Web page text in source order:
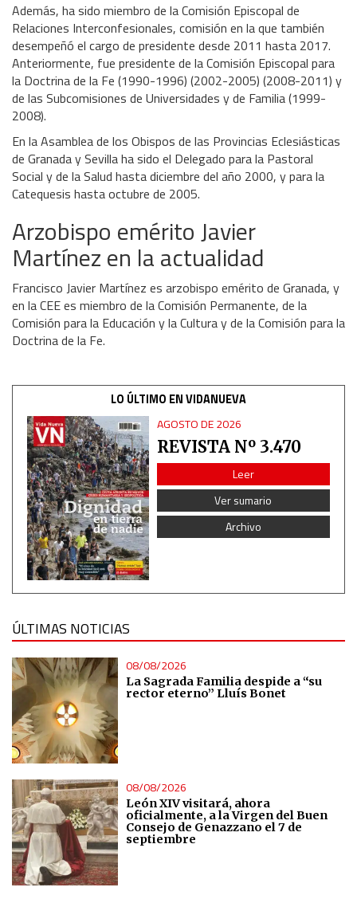
Además, ha sido miembro de la Comisión Episcopal de
Relaciones Interconfesionales, comisión en la que también
desempeñó el cargo de presidente desde 2011 hasta 2017.
Anteriormente, fue presidente de la Comisión Episcopal para
la Doctrina de la Fe (1990-1996) (2002-2005) (2008-2011) y
de las Subcomisiones de Universidades y de Familia (1999-
2008).
En la Asamblea de los Obispos de las Provincias Eclesiásticas
de Granada y Sevilla ha sido el Delegado para la Pastoral
Social y de la Salud hasta diciembre del año 2000, y para la
Catequesis hasta octubre de 2005.
Arzobispo emérito Javier
Martínez en la actualidad
Francisco Javier Martínez es arzobispo emérito de Granada, y
en la CEE es miembro de la Comisión Permanente, de la
Comisión para la Educación y la Cultura y de la Comisión para la
Doctrina de la Fe.
LO ÚLTIMO EN VIDANUEVA
AGOSTO DE 2026
REVISTA Nº 3.470
Leer
Ver sumario
Archivo
ÚLTIMAS NOTICIAS
08/08/2026
La Sagrada Familia despide a “su
rector eterno” Lluís Bonet
08/08/2026
León XIV visitará, ahora
oficialmente, a la Virgen del Buen
Consejo de Genazzano el 7 de
septiembre